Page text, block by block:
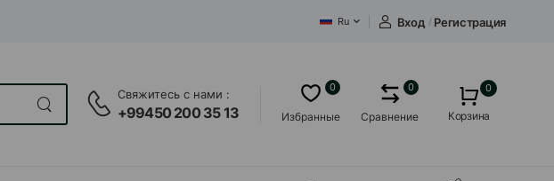
Ru Вход / Регистрация
Свяжитесь с нами :
+99450 200 35 13 Избранные
0
Сравнение
0 0
Корзина